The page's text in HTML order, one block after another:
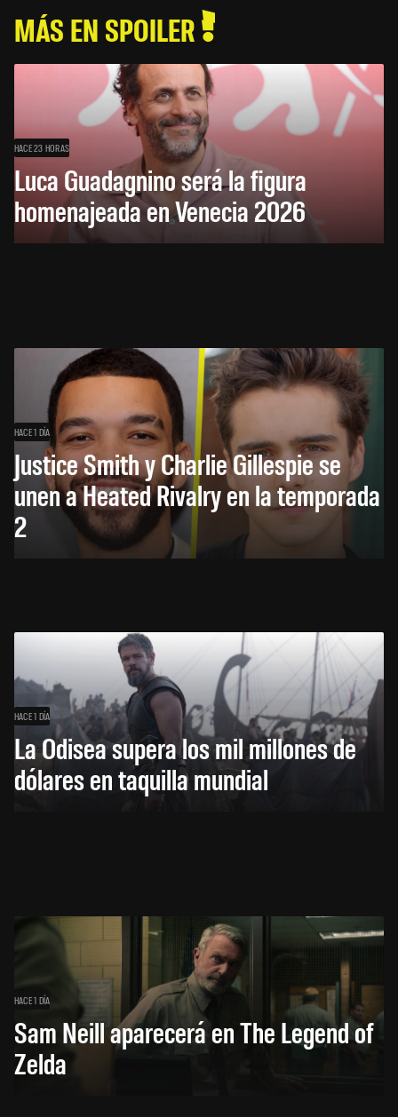
MÁS EN SPOILER
HACE 23 HORAS
Luca Guadagnino será la figura
homenajeada en Venecia 2026
HACE 1 DÍA
Justice Smith y Charlie Gillespie se
unen a Heated Rivalry en la temporada
2
HACE 1 DÍA
La Odisea supera los mil millones de
dólares en taquilla mundial
HACE 1 DÍA
Sam Neill aparecerá en The Legend of
Zelda